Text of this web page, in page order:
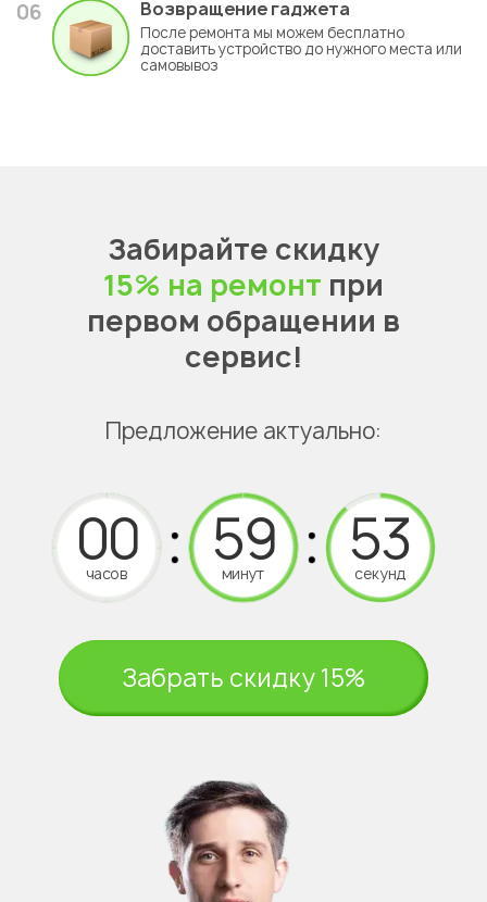
06 Возвращение гаджета
После ремонта мы можем бесплатно
доставить устройство до нужного места или
самовывоз
Забирайте скидку
15% на ремонт при
первом обращении в
сервис!
Предложение актуально:
часов минут секунд
Забрать скидку 15%